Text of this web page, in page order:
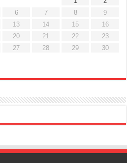
6 7 8
9
13 14 15
16
20 21 22
23
27 28 29
30